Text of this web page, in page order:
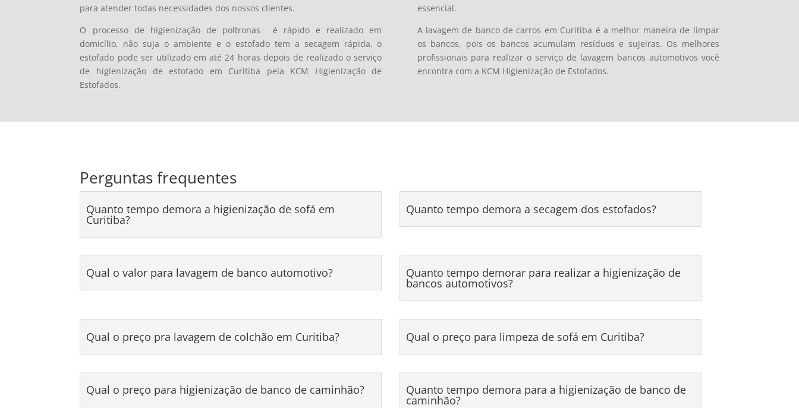
para atender todas necessidades dos nossos clientes.
O processo de higienização de poltronas é
rápido e realizado em
domicílio, não suja o ambiente e o estofado tem a secagem rápida, o
estofado pode ser utilizado em até 24 horas depois de realizado o serviço
de higienização de estofado em Curitiba pela KCM Higienização de
Estofados.
essencial.
A lavagem de banco de carros em Curitiba é a melhor maneira de limpar
os bancos, pois os bancos acumulam resíduos e sujeiras. Os melhores
profissionais para realizar o serviço de lavagem bancos automotivos você
encontra com a KCM Higienização de Estofados.
Perguntas frequentes
Quanto tempo demora a higienização de sofá em
Curitiba?
Quanto tempo demora a secagem dos estofados?
Qual o valor para lavagem de banco automotivo? Quanto tempo demorar para realizar a higienização de
bancos automotivos?
Qual o preço pra lavagem de colchão em Curitiba? Qual o preço para limpeza de sofá em Curitiba?
Qual o preço para higienização de banco de caminhão? Quanto tempo demora para a higienização de banco de
caminhão?